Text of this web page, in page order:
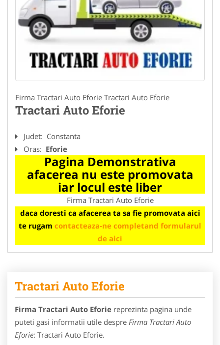
Firma Tractari Auto Eforie Tractari Auto Eforie
Tractari Auto Eforie
Judet: Constanta
Oras: Eforie
Pagina Demonstrativa
afacerea nu este promovata
iar locul este liber
Firma Tractari Auto Eforie
daca doresti ca afacerea ta sa fie promovata aici
te rugam contacteaza-ne completand formularul
de aici
Tractari Auto Eforie
Firma Tractari Auto Eforie reprezinta pagina unde
puteti gasi informatii utile despre Firma Tractari Auto
Eforie: Tractari Auto Eforie.